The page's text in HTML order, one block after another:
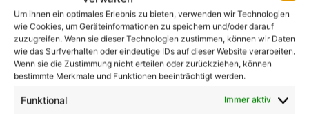
Um ihnen ein optimales Erlebnis zu bieten, verwenden wir Technologien
wie Cookies, um Geräteinformationen zu speichern und/oder darauf
zuzugreifen. Wenn sie dieser Technologien zustimmen, können wir Daten
wie das Surfverhalten oder eindeutige IDs auf dieser Website verarbeiten.
Wenn sie die Zustimmung nicht erteilen oder zurückziehen, können
bestimmte Merkmale und Funktionen beeinträchtigt werden.
Funktional Immer aktiv
Betriebsmittel ist für die Gewährleistung genauer
und zuverlässiger Messungen von entscheidender
Bedeutung. Indem Sie die in diesem Artikel
beschriebenen Best Practices befolgen, können Sie
Leistung maximieren. Regelmäßige Kalibrierung,